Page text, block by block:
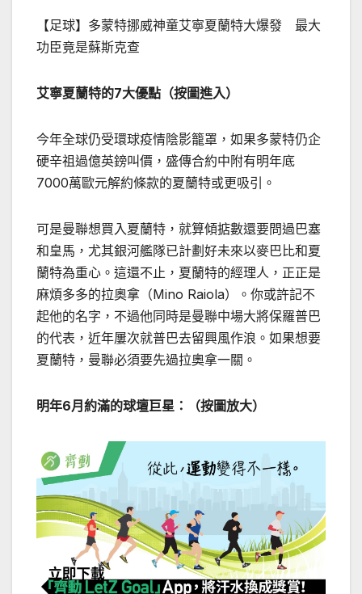
【足球】多蒙特挪威神童艾寧夏蘭特大爆發 最大
功臣竟是蘇斯克查
艾寧夏蘭特的7大優點（按圖進入）
今年全球仍受環球疫情陰影籠罩，如果多蒙特仍企
硬辛祖過億英鎊叫價，盛傳合約中附有明年底
7000萬歐元解約條款的夏蘭特或更吸引。
可是曼聯想買入夏蘭特，就算傾掂數還要問過巴塞
和皇馬，尤其銀河艦隊已計劃好未來以麥巴比和夏
蘭特為重心。這還不止，夏蘭特的經理人，正正是
麻煩多多的拉奧拿（Mino Raiola）。你或許記不
起他的名字，不過他同時是曼聯中場大將保羅普巴
的代表，近年屢次就普巴去留興風作浪。如果想要
夏蘭特，曼聯必須要先過拉奧拿一關。
明年6月約滿的球壇巨星：（按圖放大）